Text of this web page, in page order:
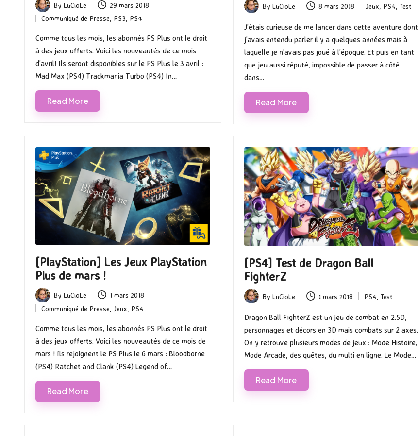
Posted
by
By LuCioLe 29 mars 2018
Posted
in
Communiqué de Presse PS3 PS4
Comme tous les mois, les abonnés PS Plus ont le droit
à des jeux offerts. Voici les nouveautés de ce mois
d'avril! Ils seront disponibles sur le PS Plus le 3 avril :
Mad Max (PS4) Trackmania Turbo (PS4) In…
Read More
Posted
by
By LuCioLe 8 mars 2018
Posted
in
Jeux PS4 ,Test
J'étais curieuse de me lancer dans cette aventure dont
j'avais entendu parler il y a quelques années mais à
laquelle je n'avais pas joué à l'époque. Et puis en tant
que jeu aussi réputé, impossible de passer à côté
dans…
Read More
[PlayStation] Les Jeux PlayStation
Plus de mars !
Posted
by
By LuCioLe 1 mars 2018
Posted
in
Communiqué de Presse Jeux PS4
Comme tous les mois, les abonnés PS Plus ont le droit
à des jeux offerts. Voici les nouveautés de ce mois de
mars ! Ils rejoignent le PS Plus le 6 mars : Bloodborne
(PS4) Ratchet and Clank (PS4) Legend of…
Read More
[PS4] Test de Dragon Ball
FighterZ
Posted
by
By LuCioLe 1 mars 2018
Posted
in
PS4 ,Test
Dragon Ball FighterZ est un jeu de combat en 2.5D,
personnages et décors en 3D mais combats sur 2 axes.
On y retrouve plusieurs modes de jeux : Mode Histoire,
Mode Arcade, des quêtes, du multi en ligne. Le Mode…
Read More